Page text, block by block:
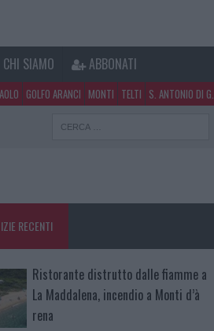
CHI SIAMO ABBONATI
GOLFO ARANCI MONTI TELTI S. ANTONIO DI G.
RECENTI
Ristorante distrutto dalle fiamme a
La Maddalena, incendio a Monti d’à
rena